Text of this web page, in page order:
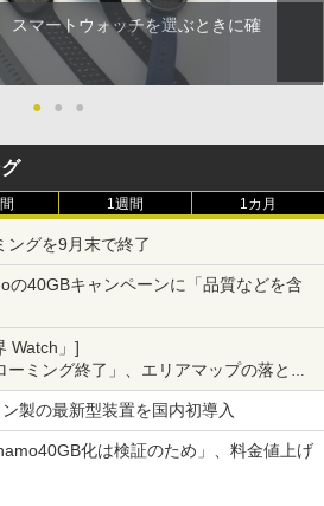
スマートウォッチを選ぶときに確
● ● ●
1週間 1カ月
ングを9月末で終了
の40GBキャンペーンに「品質などを含
Watch」]
ーミング終了」、エリアマップの落とし
製の最新型装置を国内初導入
化は検証のため」、料金値上げ